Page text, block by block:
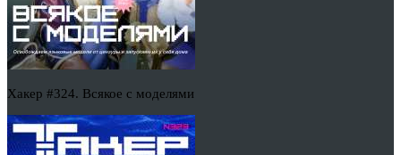
Хакер #324. Всякое с моделями